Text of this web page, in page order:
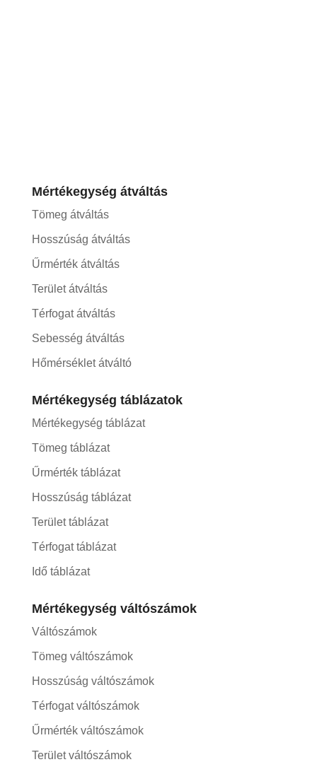
Mértékegység átváltás
Tömeg átváltás
Hosszúság átváltás
Űrmérték átváltás
Terület átváltás
Térfogat átváltás
Sebesség átváltás
Hőmérséklet átváltó
Mértékegység táblázatok
Mértékegység táblázat
Tömeg táblázat
Űrmérték táblázat
Hosszúság táblázat
Terület táblázat
Térfogat táblázat
Idő táblázat
Mértékegység váltószámok
Váltószámok
Tömeg váltószámok
Hosszúság váltószámok
Térfogat váltószámok
Űrmérték váltószámok
Terület váltószámok